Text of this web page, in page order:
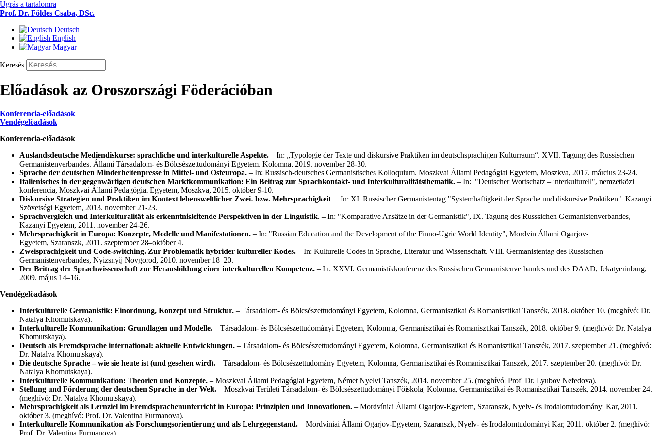
Ugrás a tartalomra
Prof. Dr. Földes Csaba, DSc.
Deutsch
English
Magyar
Keresés
Előadások az Oroszországi Föderációban
Konferencia-előadások
Vendégelőadások
Konferencia-előadások
Auslandsdeutsche Mediendiskurse: sprachliche und interkulturelle Aspekte. – In: „Typologie der Texte und diskursive Praktiken im deutschsprachigen Kulturraum“. XVII. Tagung des Russischen
Germanistenverbandes. Állami Társadalom- és Bölcsészettudományi Egyetem, Kolomna, 2019. november 28-30.
Sprache der deutschen Minderheitenpresse in Mittel- und Osteuropa. – In: Russisch-deutsches Germanistisches Kolloquium. Moszkvai Állami Pedagógiai Egyetem, Moszkva, 2017. március 23-24.
Italienisches in der gegenwärtigen deutschen Marktkommunikation: Ein Beitrag zur Sprachkontakt- und Interkulturalitätsthematik. – In: "Deutscher Wortschatz – interkulturell", nemzetközi
konferencia, Moszkvai Állami Pedagógiai Egyetem, Moszkva, 2015. október 9-10.
Diskursive Strategien und Praktiken im Kontext lebensweltlicher Zwei- bzw. Mehrsprachigkeit. – In: XI. Russischer Germanistentag "Systemhaftigkeit der Sprache und diskursive Praktiken". Kazanyi
Szövetségi Egyetem, 2013. november 21-23.
Sprachvergleich und Interkulturalität als erkenntnisleitende Perspektiven in der Linguistik. – In: "Komparative Ansätze in der Germanistik", IX. Tagung des Russsichen Germanistenverbandes,
Kazanyi Egyetem, 2011. november 24-26.
Mehrsprachigkeit in Europa: Konzepte, Modelle und Manifestationen. – In: "Russian Education and the Development of the Finno-Ugric World Identity", Mordvin Állami Ogarjov-
Egyetem, Szaranszk, 2011. szeptember 28–október 4.
Zweisprachigkeit und Code-switching. Zur Problematik hybrider kultureller Kodes. – In: Kulturelle Codes in Sprache, Literatur und Wissenschaft. VIII. Germanistentag des Russischen
Germanistenverbandes, Nyizsnyij Novgorod, 2010. november 18–20.
Der Beitrag der Sprachwissenschaft zur Herausbildung einer interkulturellen Kompetenz. – In: XXVI. Germanistikkonferenz des Russischen Germanistenverbandes und des DAAD, Jekatyerinburg,
2009. május 14–16.
Vendégelőadások
Interkulturelle Germanistik: Einordnung, Konzept und Struktur. – Társadalom- és Bölcsészettudományi Egyetem, Kolomna, Germanisztikai és Romanisztikai Tanszék, 2018. október 10. (meghívó: Dr.
Natalya Khomutskaya).
Interkulturelle Kommunikation: Grundlagen und Modelle. – Társadalom- és Bölcsészettudományi Egyetem, Kolomna, Germanisztikai és Romanisztikai Tanszék, 2018. október 9. (meghívó: Dr. Natalya
Khomutskaya).
Deutsch als Fremdsprache international: aktuelle Entwicklungen. – Társadalom- és Bölcsészettudományi Egyetem, Kolomna, Germanisztikai és Romanisztikai Tanszék, 2017. szeptember 21. (meghívó:
Dr. Natalya Khomutskaya).
Die deutsche Sprache – wie sie heute ist (und gesehen wird). – Társadalom- és Bölcsészettudomány Egyetem, Kolomna, Germanisztikai és Romanisztikai Tanszék, 2017. szeptember 20. (meghívó: Dr.
Natalya Khomutskaya).
Interkulturelle Kommunikation: Theorien und Konzepte. – Moszkvai Állami Pedagógiai Egyetem, Német Nyelvi Tanszék, 2014. november 25. (meghívó: Prof. Dr. Lyubov Nefedova).
Stellung und Förderung der deutschen Sprache in der Welt. – Moszkvai Területi Társadalom- és Bölcsészettudományi Főiskola, Kolomna, Germanisztikai és Romanisztikai Tanszék, 2014. november 24.
(meghívó: Dr. Natalya Khomutskaya).
Mehrsprachigkeit als Lernziel im Fremdsprachenunterricht in Europa: Prinzipien und Innovationen. – Mordvíniai Állami Ogarjov-Egyetem, Szaranszk, Nyelv- és Irodalomtudományi Kar, 2011.
október 3. (meghívó: Prof. Dr. Valentina Furmanova).
Interkulturelle Kommunikation als Forschungsorientierung und als Lehrgegen­stand. – Mordvíniai Állami Ogarjov-Egyetem, Szaranszk, Nyelv- és Irodalomtudományi Kar, 2011. október 2. (meghívó:
Prof. Dr. Valentina Furmanova).